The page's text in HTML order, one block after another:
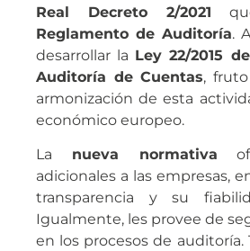
Real Decreto 2/2021
Reglamento de Auditoría.
desarrollar la Ley 22/2015
Auditoría de Cuentas,
armonización de esta
económico europeo.
La nueva normativa
adicionales a las empresas,
transparencia y su
Igualmente, les provee de
en los procesos de auditoría.